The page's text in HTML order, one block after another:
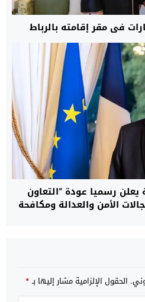
في مقر إقامته بالرباط
يعلن رسميا عودة “التعاون
الأمن والعدالة ومكافحة
الحقول الإلزامية مشار إليها بـ*